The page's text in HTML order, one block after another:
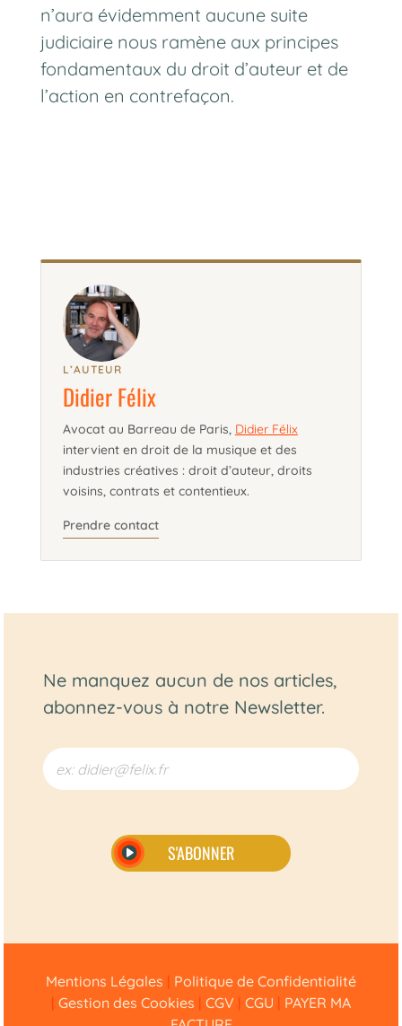
n’aura évidemment aucune suite
judiciaire nous ramène aux principes
fondamentaux du droit d’auteur et de
l’action en contrefaçon.
L’AUTEUR
Didier Félix
Avocat au Barreau de Paris, Didier Félix
intervient en droit de la musique et des
industries créatives : droit d’auteur, droits
voisins, contrats et contentieux.
Prendre contact
Ne manquez aucun de nos articles,
abonnez-vous à notre Newsletter.
S'ABONNER
Mentions Légales | Politique de Confidentialité
| Gestion des Cookies | CGV | CGU | PAYER MA